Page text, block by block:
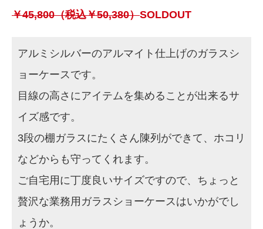
￥45,800（税込￥50,380）SOLDOUT
アルミシルバーのアルマイト仕上げのガラスシ
ョーケースです。
目線の高さにアイテムを集めることが出来るサ
イズ感です。
3段の棚ガラスにたくさん陳列ができて、ホコリ
などからも守ってくれます。
ご自宅用に丁度良いサイズですので、ちょっと
贅沢な業務用ガラスショーケースはいかがでし
ょうか。